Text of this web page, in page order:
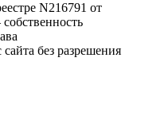
N216791 от
без разрешения